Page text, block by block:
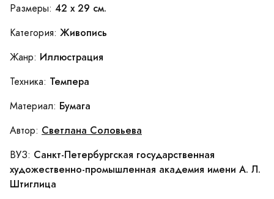
Размеры: 42 x 29 см.
Категория: Живопись
Жанр: Иллюстрация
Техника: Темпера
Материал: Бумага
Автор: Светлана Соловьева
ВУЗ: Санкт-Петербургская государственная
художественно-промышленная академия имени А. Л.
Штиглица